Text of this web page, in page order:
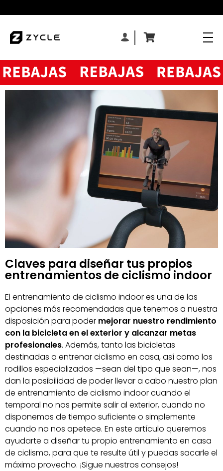
Claves para diseñar tus propios
entrenamientos de ciclismo indoor
El entrenamiento de ciclismo indoor es una de las
opciones más recomendadas que tenemos a nuestra
disposición para poder mejorar nuestro rendimiento
con la bicicleta en el exterior y alcanzar metas
profesionales. Además, tanto las bicicletas
destinadas a entrenar ciclismo en casa, así como los
rodillos especializados —sean del tipo que sean—, nos
dan la posibilidad de poder llevar a cabo nuestro plan
de entrenamiento de ciclismo indoor cuando el
temporal no nos permite salir al exterior, cuando no
disponemos de tiempo suficiente o simplemente
cuando no nos apetece. En este artículo queremos
ayudarte a diseñar tu propio entrenamiento en casa
de ciclismo, para que te resulte útil y puedas sacarle el
máximo provecho. ¡Sigue nuestros consejos!